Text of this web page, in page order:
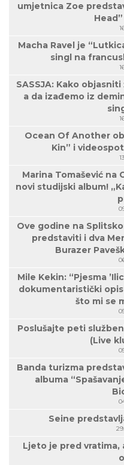
umjetnica Zoe
Macha Ravel je
singl na
SASSJA: Kako
a da izađemo iz
Ocean Of Another
Kin” i
Marina Tomašević na
novi studijski album!
Ove godine na
predstaviti i dva
Burazer
Mile Kekin: “Pjesma
dokumentaristički
što mi se
Poslušajte peti
(Live
Banda turizma
albuma
Seine
Ljeto je pred vratima,